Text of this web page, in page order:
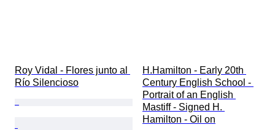
Roy Vidal - Flores junto al
Río Silencioso
H.Hamilton - Early 20th
Century English School -
Portrait of an English
Mastiff - Signed H.
Hamilton - Oil on